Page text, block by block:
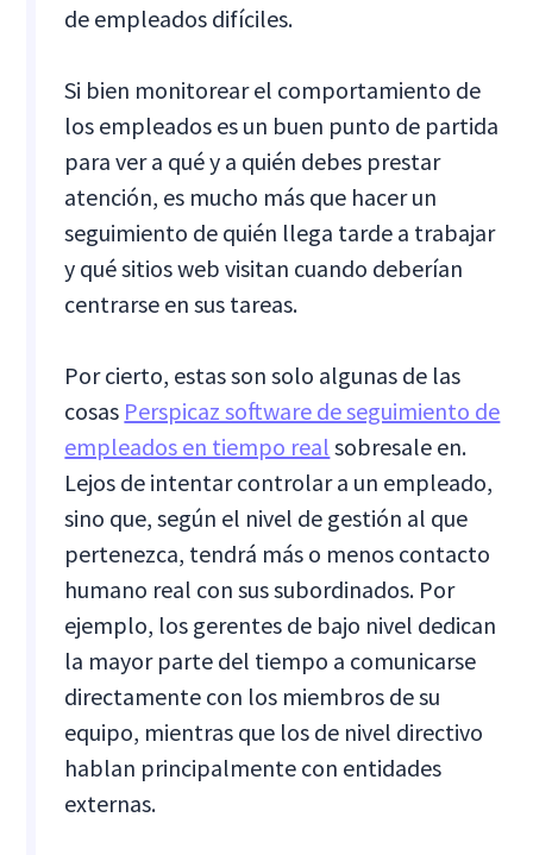
de empleados difíciles.
Si bien monitorear el comportamiento de
los empleados es un buen punto de partida
para ver a qué y a quién debes prestar
atención, es mucho más que hacer un
seguimiento de quién llega tarde a trabajar
y qué sitios web visitan cuando deberían
centrarse en sus tareas.
Por cierto, estas son solo algunas de las
cosas Perspicaz software de seguimiento de
empleados en tiempo real sobresale en.
Lejos de intentar controlar a un empleado,
sino que, según el nivel de gestión al que
pertenezca, tendrá más o menos contacto
humano real con sus subordinados. Por
ejemplo, los gerentes de bajo nivel dedican
la mayor parte del tiempo a comunicarse
directamente con los miembros de su
equipo, mientras que los de nivel directivo
hablan principalmente con entidades
externas.